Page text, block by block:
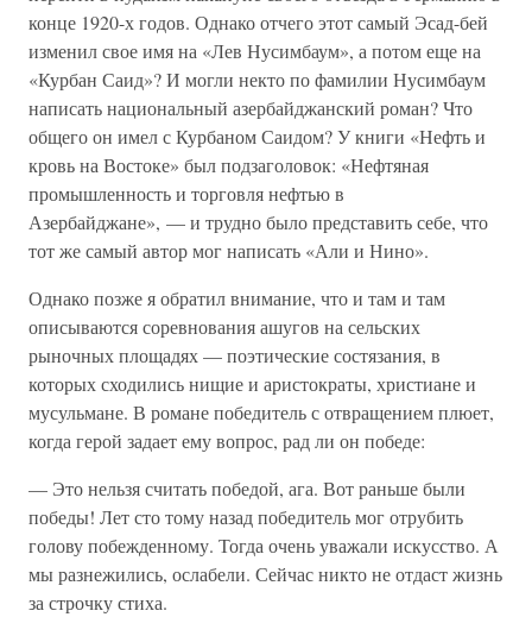
конце 1920-х годов. Однако отчего этот самый Эсад-бей
изменил свое имя на «Лев Нусимбаум», а потом еще на
«Курбан Саид»? И могли некто по фамилии Нусимбаум
написать национальный азербайджанский роман? Что
общего он имел с Курбаном Саидом? У книги «Нефть и
кровь на Востоке» был подзаголовок: «Нефтяная
промышленность и торговля нефтью в
Азербайджане», — и трудно было представить себе, что
тот же самый автор мог написать «Али и Нино».
Однако позже я обратил внимание, что и там и там
описываются соревнования ашугов на сельских
рыночных площадях — поэтические состязания, в
которых сходились нищие и аристократы, христиане и
мусульмане. В романе победитель с отвращением плюет,
когда герой задает ему вопрос, рад ли он победе:
— Это нельзя считать победой, ага. Вот раньше были
победы! Лет сто тому назад победитель мог отрубить
голову побежденному. Тогда очень уважали искусство. А
мы разнежились, ослабели. Сейчас никто не отдаст жизнь
за строчку стиха.